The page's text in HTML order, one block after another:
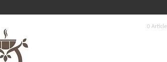
0 Article